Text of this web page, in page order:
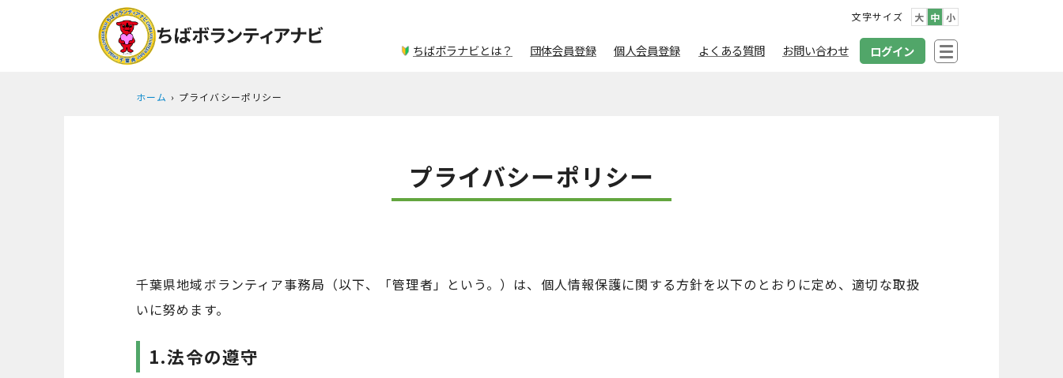
文字サイズ 大 中 小
ちばボラナビとは？ 団体会員登録 個人会員登録 よくある質問 お問い合わせ ログイン
ホーム プライバシーポリシー
プライバシーポリシー
千葉県地域ボランティア事務局（以下、「管理者」という。）は、個人情報保護に関する方針を以下のとおりに定め、適切な取扱
いに努めます。
1.法令の遵守